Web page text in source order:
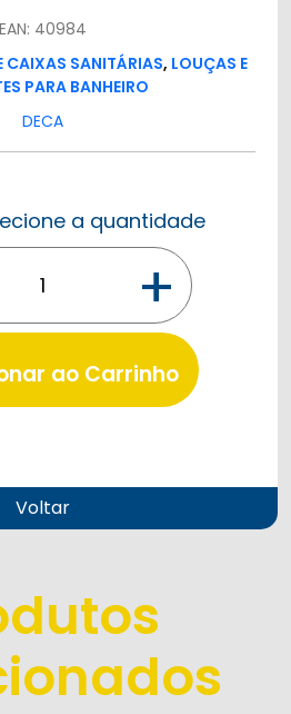
EAN: 40984
CAIXAS SANITÁRIAS, LOUÇAS E
PARA BANHEIRO
DECA
a quantidade
+
ao Carrinho
Voltar